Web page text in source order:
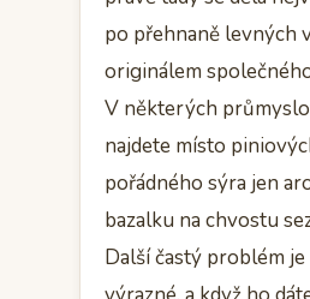
po přehnaně levných
originálem
V některých
najdete místo
pořádného sýra jen
bazalku na chvostu
Další častý problém